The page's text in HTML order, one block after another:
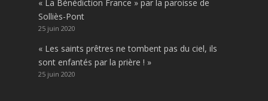
« La Bénédiction France » par la paroisse de
Solliès-Pont
25 juin 2020
« Les saints prêtres ne tombent pas du ciel, ils
sont enfantés par la prière ! »
25 juin 2020